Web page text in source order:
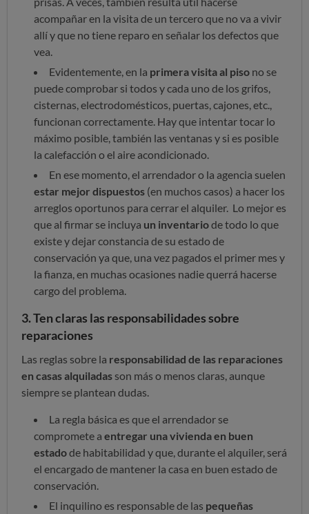
acompañar en la visita de un tercero que no va a vivir
allí y que no tiene reparo en señalar los defectos que
vea.
Evidentemente, en la primera visita al piso no se
puede comprobar si todos y cada uno de los grifos,
cisternas, electrodomésticos, puertas, cajones, etc.,
funcionan correctamente. Hay que intentar tocar lo
máximo posible, también las ventanas y si es posible
la calefacción o el aire acondicionado.
En ese momento, el arrendador o la agencia suelen
estar mejor dispuestos (en muchos casos) a hacer los
arreglos oportunos para cerrar el alquiler. Lo mejor es
que al firmar se incluya un inventariode todo lo que
existe y dejar constancia de su estado de
conservación ya que, una vez pagados el primer mes y
la fianza, en muchas ocasiones nadie querrá hacerse
cargo del problema.
3. Ten claras las responsabilidades sobre
reparaciones
Las reglas sobre la responsabilidad de las reparaciones
en casas alquiladas son más o menos claras, aunque
siempre se plantean dudas.
La regla básica es que el arrendador se
compromete a entregar una vivienda en buen
estadode habitabilidad y que, durante el alquiler, será
el encargado de mantener la casa en buen estado de
conservación.
El inquilino es responsable de las pequeñas